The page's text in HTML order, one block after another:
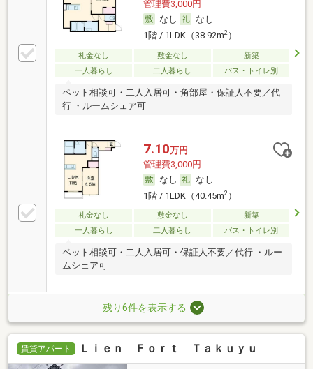
管理費3,000円
なし
なし
1階 / 1LDK（38.92m2）
礼金なし 敷金なし
新築
一人暮らし
二人暮らし バス・トイレ別
ペット相談可・二人入居可・角部屋・保証人不要／代
行 ・ルームシェア可
7.10万円
管理費3,000円
なし
なし
1階 / 1LDK（40.45m2）
礼金なし 敷金なし
新築
一人暮らし
二人暮らし バス・トイレ別
ペット相談可・二人入居可・保証人不要／代行 ・ルー
ムシェア可
残り6件を表示する
賃貸アパート Ｌｉｅｎ Ｆｏｒｔ Ｔａｋｕｙｕ